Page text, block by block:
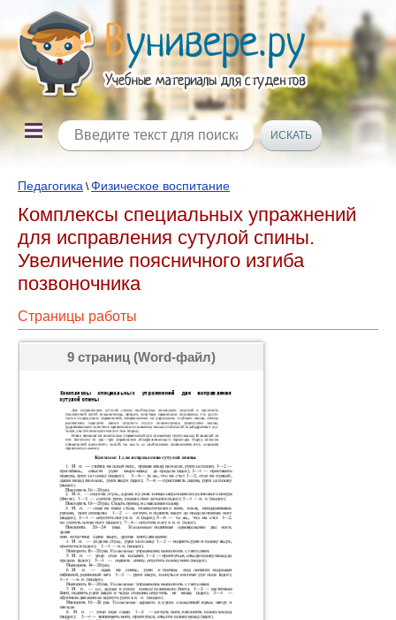
Педагогика \Физическое воспитание
Комплексы специальных упражнений
для исправления сутулой спины.
Увеличение поясничного изгиба
позвоночника
Страницы работы
9 страниц (Word-файл)